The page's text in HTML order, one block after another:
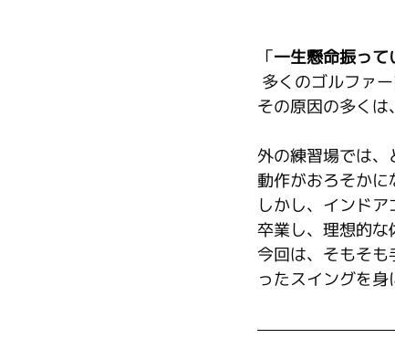
「一生懸命振っ
多くのゴルファ
その原因の多く
外の練習場では
動作がおろそかに
しかし、インド
卒業し、理想的な
今回は、そもそ
ったスイングを身